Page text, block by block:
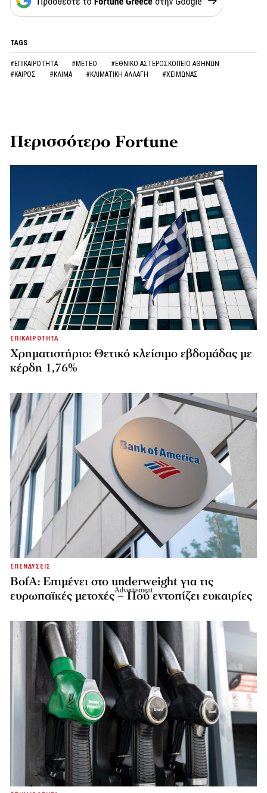
TAGS
#ΕΠΙΚΑΙΡΟΤΗΤΑ #METEO
#ΕΘΝΙΚΟ ΑΣΤΕΡΟΣΚΟΠΕΙΟ ΑΘΗΝΩΝ
#ΚΑΙΡΟΣ
#ΚΛΙΜΑ #ΚΛΙΜΑΤΙΚΗ ΑΛΛΑΓΗ #ΧΕΙΜΩΝΑΣ
Περισσότερο Fortune
ΕΠΙΚΑΙΡΟΤΗΤΑ
Χρηματιστήριο: Θετικό κλείσιμο εβδομάδας με
κέρδη 1,76%
ΕΠΕΝΔΥΣΕΙΣ
BofA: Επιμένει στο underweight για τις
ευρωπαϊκές μετοχές – Πού εντοπίζει ευκαιρίες